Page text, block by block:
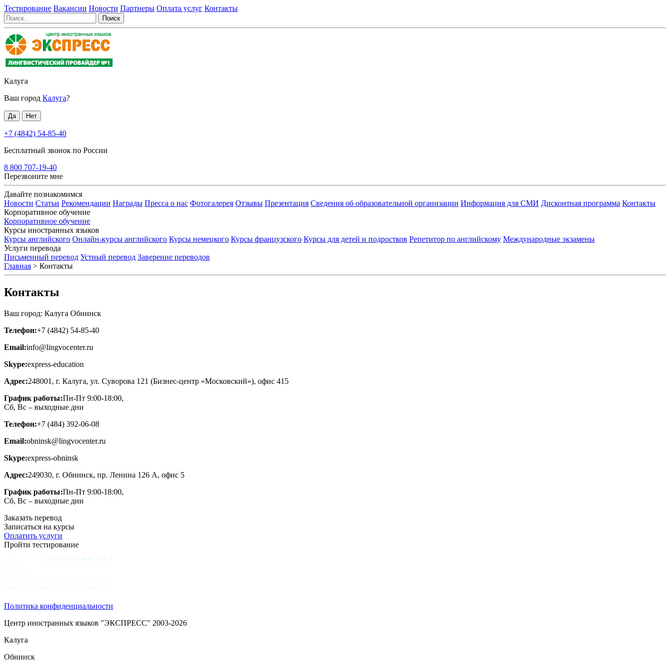
Тестирование Вакансии Новости Партнеры Оплата услуг Контакты
Калуга
Ваш город Калуга?
+7 (4842) 54-85-40
Бесплатный звонок по России
8 800 707-19-40
Перезвоните мне
Давайте познакомимся
Новости Статьи Рекомендации Награды Пресса о нас Фотогалерея Отзывы Презентация Сведения об образовательной организации Информация для СМИ Дисконтная программа Контакты
Корпоративное обучение
Корпоративное обучение
Курсы иностранных языков
Курсы английского Онлайн-курсы английского Курсы немецкого Курсы французского Курсы для детей и подростков Репетитор по английскому Международные экзамены
Услуги перевода
Письменный перевод Устный перевод Заверение переводов
Главная > Контакты
Контакты
Ваш город: Калуга Обнинск
Телефон:+7 (4842) 54-85-40
Email:info@lingvocenter.ru
Skype:express-education
Адрес:248001, г. Калуга, ул. Суворова 121 (Бизнес-центр «Московский»), офис 415
График работы:Пн-Пт 9:00-18:00,
Сб, Вс – выходные дни
Телефон:+7 (484) 392-06-08
Email:obninsk@lingvocenter.ru
Skype:express-obninsk
Адрес:249030, г. Обнинск, пр. Ленина 126 А, офис 5
График работы:Пн-Пт 9:00-18:00,
Сб, Вс – выходные дни
Заказать перевод
Записаться на курсы
Оплатить услуги
Пройти тестирование
Политика конфиденциальности
Центр иностранных языков "ЭКСПРЕСС" 2003-2026
Калуга
Обнинск